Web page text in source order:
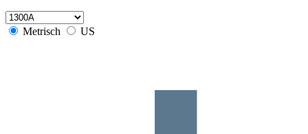
Metrisch US